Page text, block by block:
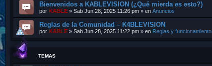
Bienvenidos a KABLEVISION (¿Qué mierda es esto?)
por KABLE » Sab Jun 28, 2025 11:26 pm » en Anuncios
Reglas de la Comunidad – K4BLEVISION
por KABLE » Sab Jun 28, 2025 11:22 pm » en Reglas y funcionamiento
TEMAS